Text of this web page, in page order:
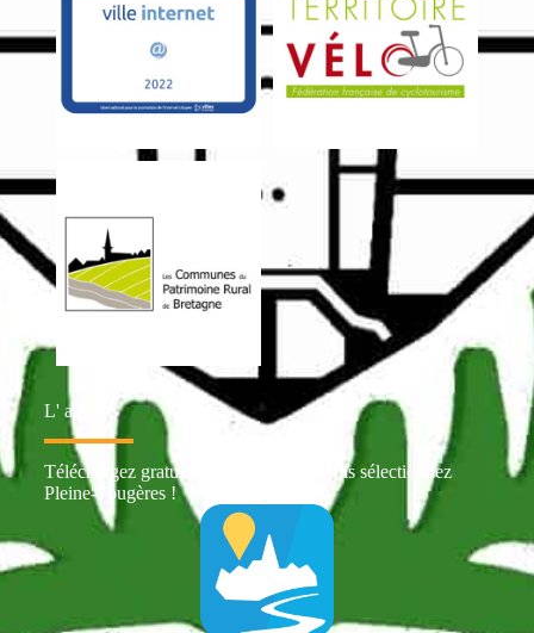
L' appli
Téléchargez gratuitement Intramuros puis sélectionnez
Pleine-Fougères !